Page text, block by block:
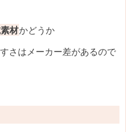
材かどうか
さはメーカー差があるので